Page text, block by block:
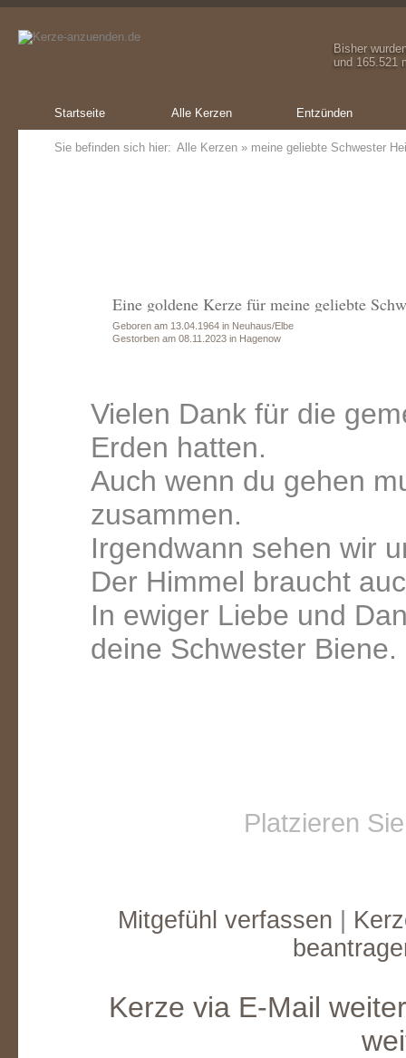
Bisher
und 165.521
Startseite Alle Kerzen Entzünden
Sie befinden sich hier: Alle Kerzen » meine geliebte Schwester
Eine goldene Kerze für meine geliebte
Geboren am 13.04.1964 in Neuhaus/Elbe
Gestorben am 08.11.2023 in Hagenow
Vielen Dank für die
Erden hatten.
Auch wenn du gehen
zusammen.
Irgendwann sehen wir
Der Himmel braucht
In ewiger Liebe und
deine Schwester Biene.
Platzieren
Mitgefühl verfassen
Kerze via E-Mail